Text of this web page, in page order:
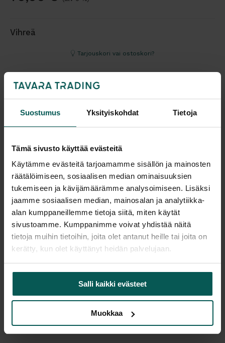
Suostumus Yksityiskohdat Tietoja
Tämä sivusto käyttää evästeitä
Käytämme evästeitä tarjoamamme sisällön ja mainosten
räätälöimiseen, sosiaalisen median ominaisuuksien
tukemiseen ja kävijämäärämme analysoimiseen. Lisäksi
jaamme sosiaalisen median, mainosalan ja analytiikka-
alan kumppaneillemme tietoja siitä, miten käytät
sivustoamme. Kumppanimme voivat yhdistää näitä
tietoja muihin tietoihin, joita olet antanut heille tai joita on
kerätty, kun olet käyttänyt heidän palvelujaan.
Salli kaikki evästeet
Muokkaa
Vihreä
Tarjouskori vai ostoskori?
-
Saatavuus
Vantaa: Tuotetta on varastossa 1 kpl (Varastopaikka: Y)
Tampere: Tuotetta on varastossa 0 kpl (voit tilata myymälään,
veloitamme mahdollisesti siirtomaksun)
Tulosta tuotekortti
Tuotekuvaus